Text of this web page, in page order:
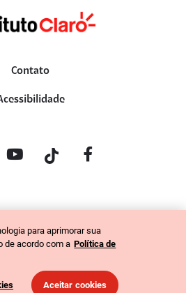
Contato
DE DENÚNCIAS
(COLABORADORES)
para aprimorar sua
de acordo com a Política de
Aceitar cookies